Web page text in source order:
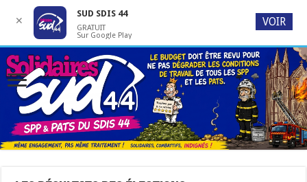
✕
SUD SDIS 44
GRATUIT
Sur Google Play
VOIR